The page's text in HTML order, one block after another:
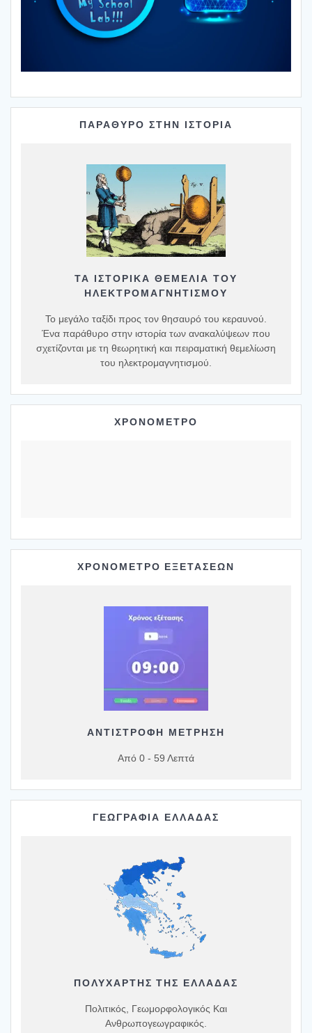
ΠΑΡΑΘΥΡΟ ΣΤΗΝ ΙΣΤΟΡΙΑ
ΤΑ ΙΣΤΟΡΙΚΆ ΘΕΜΈΛΙΑ ΤΟΥ
ΗΛΕΚΤΡΟΜΑΓΝΗΤΙΣΜΟΎ
Το μεγάλο ταξίδι προς τον θησαυρό του κεραυνού.
Ένα παράθυρο στην ιστορία των ανακαλύψεων που
σχετίζονται με τη θεωρητική και πειραματική θεμελίωση
του ηλεκτρομαγνητισμού.
ΧΡΟΝΟΜΕΤΡΟ
ΧΡΟΝΟΜΕΤΡΟ ΕΞΕΤΑΣΕΩΝ
ΑΝΤΙΣΤΡΟΦΗ ΜΕΤΡΗΣΗ
Από 0 - 59 Λεπτά
ΓΕΩΓΡΑΦΙΑ ΕΛΛΑΔΑΣ
ΠΟΛΥΧΆΡΤΗΣ ΤΗΣ ΕΛΛΆΔΑΣ
Πολιτικός, Γεωμορφολογικός Και
Ανθρωπογεωγραφικός.